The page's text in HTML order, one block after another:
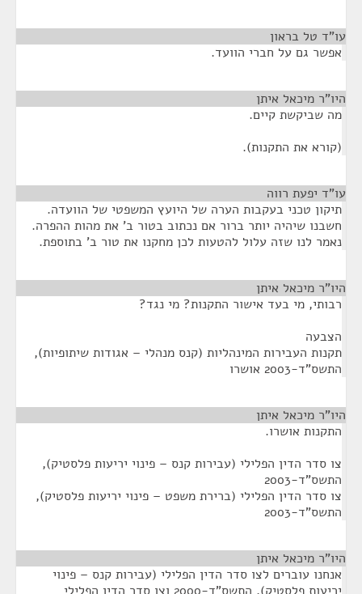
עו"ד טל בראון
אפשר גם על חברי הוועד.
היו"ר מיכאל איתן
מה שביקשת קיים.
(קורא את התקנות).
עו"ד יפעת רווה
תיקון טכני בעקבות הערה של היועץ המשפטי של הוועדה.
חשבנו שיהיה יותר ברור אם נכתוב בטור ב' את מהות ההפרה.
נאמר לנו שזה עלול להטעות לכן מחקנו את טור ב' בתוספת.
היו"ר מיכאל איתן
רבותי, מי בעד אישור התקנות? מי נגד?
הצבעה
תקנות העבירות המינהליות (קנס מנהלי – אגודות שיתופיות),
התשס"ד-2003 אושרו
היו"ר מיכאל איתן
התקנות אושרו.
צו סדר הדין הפלילי (עבירות קנס – פינוי יריעות פלסטיק),
התשס"ד-‏2003
צו סדר הדין הפלילי (ברירת משפט – פינוי יריעות פלסטיק),
התשס"ד-2003
היו"ר מיכאל איתן
אנחנו עוברים לצו סדר הדין הפלילי (עבירות קנס – פינוי